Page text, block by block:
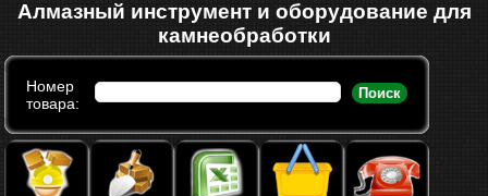
Алмазный инструмент и оборудование для
камнеобработки
Номер
товара:
Поиск